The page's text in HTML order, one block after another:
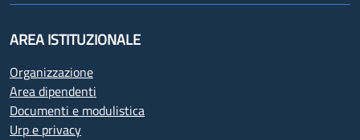
AREA ISTITUZIONALE
Organizzazione
Area dipendenti
Documenti e modulistica
Urp e privacy